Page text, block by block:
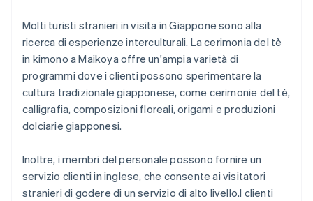
Molti turisti stranieri in visita in Giappone sono alla
ricerca di esperienze interculturali. La cerimonia del tè
in kimono a Maikoya offre un'ampia varietà di
programmi dove i clienti possono sperimentare la
cultura tradizionale giapponese, come cerimonie del tè,
calligrafia, composizioni floreali, origami e produzioni
dolciarie giapponesi.
Inoltre, i membri del personale possono fornire un
servizio clienti in inglese, che consente ai visitatori
stranieri di godere di un servizio di alto livello.I clienti